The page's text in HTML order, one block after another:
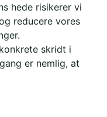
hede risikerer vi
reducere vores
skridt i
er nemlig, at